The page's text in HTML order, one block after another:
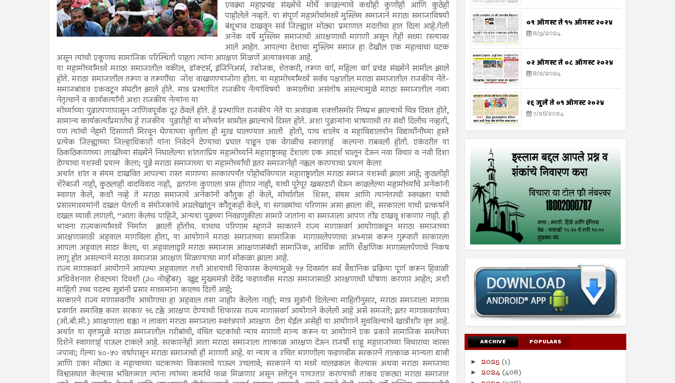
एवढ्या महाप्रचंड संख्येचे मोर्चे काढल्याचे कधीही कुणीही आणि कुठेही
पाहीलेले नव्हते. या संपूर्ण महामोर्चामध्ये मुस्लिम समाजाने मराठा समाजाविषयी
बंधूभाव दाखवून सर्व जिल्ह्यात मोठ्या प्रमाणात मदतीचा हात दिला आहे.गेली
अनेक वर्षे मुस्लिम समाजाची आरक्षणाची मागणी असून तेही सध्या रस्त्यावर
आले आहेत. आपल्या देशाचा मुस्लिम समाज हा देखील एक महत्वाचा घटक
असून त्यांची एकूणच सामाजिक परिस्थिती पाहता त्यांना आरक्षण मिळणे अत्यावश्यक आहे.
या महामोर्च्यांमध्ये मराठा समाजातील वकील, डॉक्टर्स, इंजिनिअर्स, उद्योजक, शेतकरी, तरूण वर्ग, महिला वर्ग प्रचंड संख्येने सामील झाले
होते. मराठा समाजातील तरूण व तरूणींचा जोश वाखणण्याजोगा होता. या महामोर्च्यांमध्ये सर्वच पक्षातील मराठा समाजातील राजकीय नेते-
समाजबांधव एकवटून संघटीत झाले होते. मात्र प्रस्थापित राजकीय नेत्यांविषयी कमालीचा असंतोष असल्यामुळे मराठा समाजातील नव्या
नेतृत्वाने व कार्यकर्त्यांनी अशा राजकीय नेत्यांना या
मोर्च्याच्या पुढारपणापासून जाणिवपूर्वक दूर ठेवले होते. हे प्रस्थापित राजकीय नेते या अवाढव्य शक्तीसमोर निष्प्रभ झाल्याचे चित्र दिसत होते,
सामान्य कार्यकर्त्यांप्रमाणेच हे राजकीय पुढारीही या मोर्च्यात सामील झाल्याचे दिसत होते. अशा पुढाऱ्यांना भाषणाची तर संधी दिलीच नव्हती,
पण त्यांची नेहमी दिसणारी मिरवून घेण्याच्या वृत्तीला ही मुरड घालण्यात आली होती, पाच शालेय व महाविद्यालयीन विद्यार्थीनींच्या हस्ते
प्रत्येक जिल्ह्याच्या जिल्हाधिकारी यांना निवेदने देण्याचा प्रघात पाडून एक वेगळीच स्वागतार्ह कल्पना राबवली होती. एकंदरीत या
ठिकठिकाणच्या लाखोंच्या संख्येने निघालेल्या शांतताप्रिय महामोर्च्याने महाराष्ट्रासह देशाला एक आदर्श घालून देऊन नवा विचार व नवी दिशा
देण्याचा यशस्वी प्रयत्न केला; पुढे मराठा समाजाच्या या महामोर्च्यांची इतर समाजानेही नक्कल करण्याचा प्रयत्न केला!
अर्थात शांत व संयम दाखवित आपल्या रास्त मागण्या सरकारपर्यंत पोहोचविण्यात महाराष्ट्रातील मराठा समाज यशस्वी झाला आहे; कुठलीही
शेरेबाजी नाही, कुठलाही वादविवाद नाही, इतरांना कुणाला त्रास होणार नाही, याची पुरेपूर खबरदारी घेऊन काढलेल्या महामोर्च्यांचे अनेकांनी
स्वागत केले, कधी नव्हे ते मराठा समाजाचे अनेकांनी कौतुक ही केले, मोर्चातील शिस्त, संयम आणि त्यानंतरची स्वच्छता याची
प्रसारमाध्यमांनी दखल घेतली व संयोजकांचे अग्रलेखांतून कौतूकही केले, या सगळ्यांचा परिणाम असा झाला की, सरकारला याची प्रत्कर्षाने
दखल घ्यावी लागली, ‘‘आता केलंच पाहिजे, अन्यथा पुढच्या निवडणुकीला सामारे जातांना या समाजाला आपण तोंड दाखवू शकणार नाही. ही
भावना राज्यकर्त्यांमध्ये निर्माण झाली होतीच. याचाच परिणाम म्हणजे सरकारने राज्य मागासवर्ग आयोगाकडून मराठा समाजाच्या
आरक्षणासाठी अहवाल मागविला होता, या आयोगाने मराठा समाजाच्या सामाजिक मागासलेपणाचा अभ्यास करून गुरूवारी सरकारला
आपला अहवाल सादर केला, या अहवालाद्वारे मराठा समाजास आरक्षणासंबंधी सामाजिक, आर्थिक आणि शैक्षणिक मागासलपेणाचे निकष
लागू होत असल्याने मराठा समाजास आरक्षण मिळण्याचा मार्ग मोकळा झाला आहे.
राज्य मागासवर्ग आयोगाने आपल्या अहवालात तशी आशयाची शिफारस केल्यामुळे १५ दिवसांत सर्व वैधानिक प्रक्रिया पूर्ण करून हिवाळी
अधिवेशनात शेवटच्या दिवशी (३० नोव्हेंबर) खुद्द मुख्यमंत्री देवेंद्र फडणवीस मराठा समाजासाठी आरक्षणाची घोषणा करणार आहेत; अशी
माहिती उच्च पदस्थ सुत्रांनी प्रसार माध्यमांना कालच दिली आहे;
सरकारने राज्य मागासवर्गीय आयोगाचा हा अहवाल तसा जाहीर केलेला नाही; मात्र सुत्रांनी दिलेल्या माहितीनुसार, मराठा समाजाला मागास
प्रवर्गात समाविष्ट करत सरकार १६ टक्के आरक्षण देण्याची शिफारस राज्य मागासवर्ग आयोगाने केलेली आहे असे समजते; इतर मागासवर्गाच्या
(ओ.बी.सी.) आरक्षणाला धक्का न लावता मराठा समाजाला स्वतंत्रपणे आरक्षण देता येईल असेही या आयोगाने सुचविल्याचे खात्रीशीर वृत्त आहे.
अर्थात या वृत्तामुळे मराठा समाजातील गरीबांची, वंचित घटकांची न्याय मागणी मान्य करून या आयोगाने एक प्रकारे सामाजिक समतेच्या
दिशेने स्वागतार्ह पाऊल टाकले आहे. सरकारनेही आता मराठा समाजाला तात्काळ आरक्षण देऊन राजर्षी शाहू महाराजांच्या विचाराचा वारसा
जपावा; गेल्या ४०-५० वर्षापासून मराठा समाजाची ही मागणी आहे. या न्याय व उचित मागणीला फडणवीस सरकारने तात्काळ मान्यता द्यावी
आणि एका मोठ्या व महत्वाच्या घटकाच्या विकासाचे पाऊल उचलावे; सरकारने या मध्ये चालढकल केल्यास अथवा मराठा समाजाचा
विश्वासघात केल्यास भवितव्यात त्यांना त्यांच्या कर्माचे फळ मिळणार असून सत्तेतून पायउतार करण्याची ताकद एकट्या मराठा समाजात
०९ ऑगस्ट ते १५ ऑगस्ट २०२४
8/9/2024
०२ ऑगस्ट ते ०८ ऑगस्ट २०२४
8/2/2024
२६ जुलै ते ०१ ऑगस्ट २०२४
7/26/2024
ARCHIVE POPULARS
► 2025 (1)
► 2024(408)